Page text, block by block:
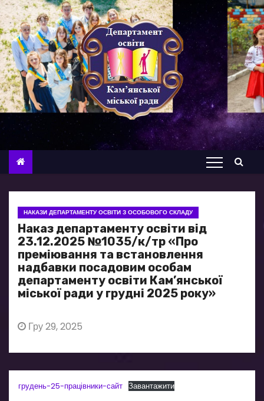
П
е
р
е
й
т
и
д
НАКАЗИ ДЕПАРТАМЕНТУ ОСВІТИ З ОСОБОВОГО СКЛАДУ
Наказ департаменту освіти від
23.12.2025 №1035/к/тр «Про
преміювання та встановлення
надбавки посадовим особам
департаменту освіти Кам’янської
міської ради у грудні 2025 року»
Гру 29, 2025
грудень-25-працівники-сайт Завантажити